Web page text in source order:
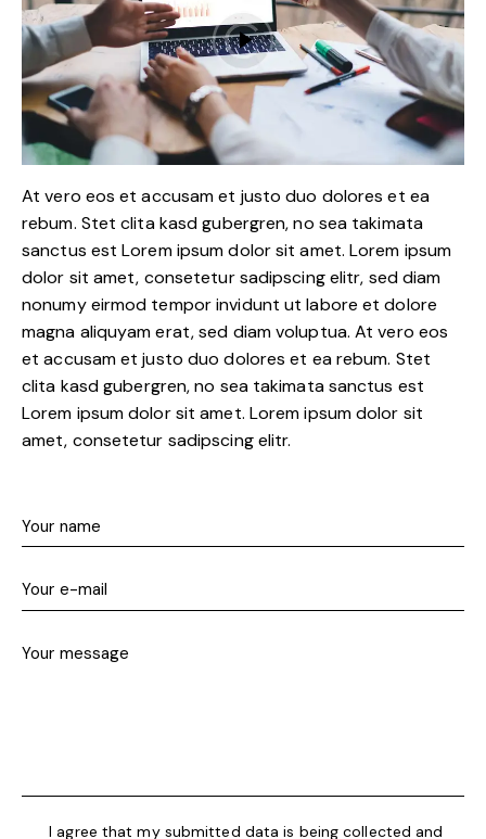
At vero eos et accusam et justo duo dolores et ea
rebum. Stet clita kasd gubergren, no sea takimata
sanctus est Lorem ipsum dolor sit amet. Lorem ipsum
dolor sit amet, consetetur sadipscing elitr, sed diam
nonumy eirmod tempor invidunt ut labore et dolore
magna aliquyam erat, sed diam voluptua. At vero eos
et accusam et justo duo dolores et ea rebum. Stet
clita kasd gubergren, no sea takimata sanctus est
Lorem ipsum dolor sit amet. Lorem ipsum dolor sit
amet, consetetur sadipscing elitr.
I agree that my submitted data is being collected and